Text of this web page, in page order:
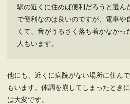
駅の近くに住めば便利だろうと選ん
で便利なのは良いのですが、電車や
くて、音がうるさく落ち着かなかっ
人もいます。
他にも、近くに病院がない場所に住ん
もいます。体調を崩してしまったとき
は大変です。